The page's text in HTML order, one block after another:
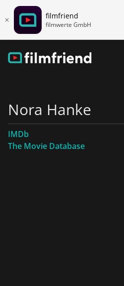
filmfriend
filmwerte GmbH
Nora Hanke
IMDb
The Movie Database